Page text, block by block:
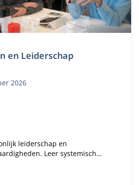
en Leiderschap
2026
leiderschap en
Leer systemisch